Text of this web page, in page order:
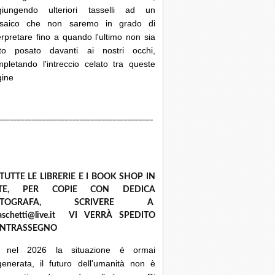
ulteriori tasselli ad un
che non saremo in grado di
fino a quando l'ultimo non sia
posato davanti ai nostri occhi,
l'intreccio celato tra queste
LE LIBRERIE E I BOOK SHOP IN
PER COPIE CON DEDICA
SCRIVERE A
VI VERRÀ SPEDITO
nel 2026 la situazione è ormai
il futuro dell'umanità non è